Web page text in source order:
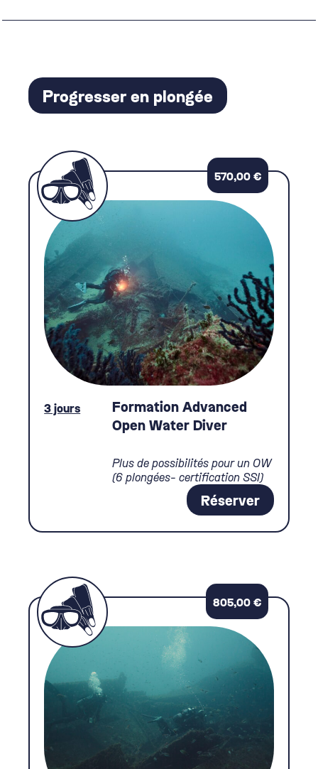
Progresser en plongée
570,00 €
3 jours
Formation Advanced
Open Water Diver
Plus de possibilités pour un OW
(6 plongées- certification SSI)
Réserver
805,00 €